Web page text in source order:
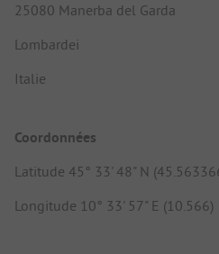
25080 Manerba del Garda
Lombardei
Italie
Coordonnées
Latitude 45° 33' 48" N
Longitude 10° 33' 57" E (10.566)